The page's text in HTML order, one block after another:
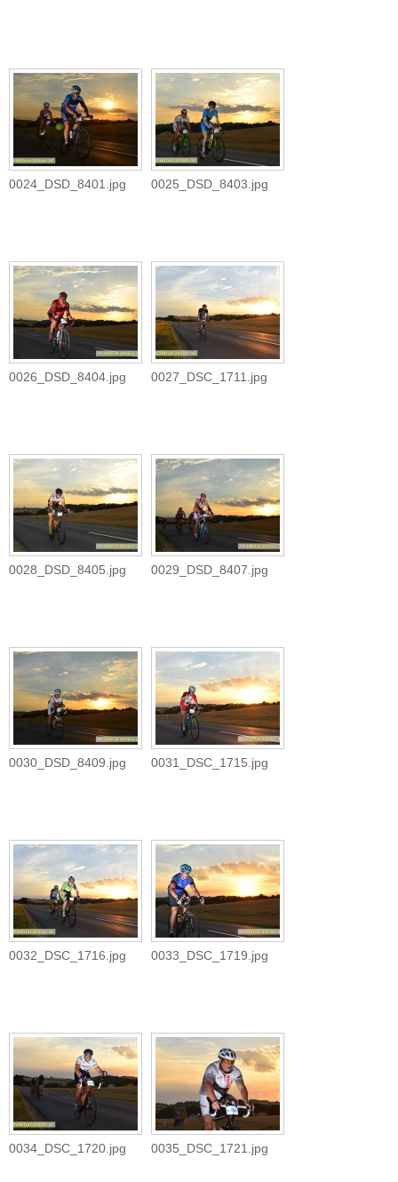
0024_DSD_8401.jpg 0025_DSD_8403.jpg
0026_DSD_8404.jpg 0027_DSC_1711.jpg
0028_DSD_8405.jpg 0029_DSD_8407.jpg
0030_DSD_8409.jpg 0031_DSC_1715.jpg
0032_DSC_1716.jpg 0033_DSC_1719.jpg
0034_DSC_1720.jpg 0035_DSC_1721.jpg